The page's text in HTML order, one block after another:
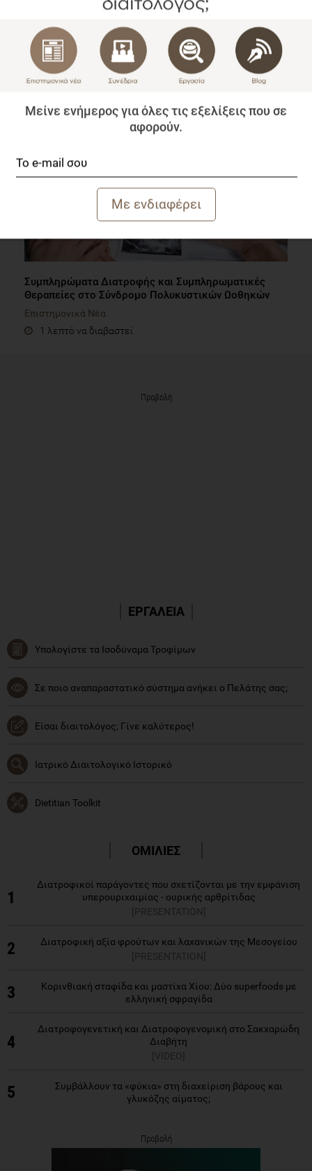
Μπορεί η βαριατρική χειρουργική να επηρεάσει την
πορεία της γνωσιακής λειτουργίας;
Επιστημονικά Νέα
Συμπληρώματα Διατροφής και Συμπληρωματικές
Θεραπείες στο Σύνδρομο Πολυκυστικών Ωοθηκών
Επιστημονικά Νέα
1 λεπτό να διαβαστεί
Προβολή
ΕΡΓΑΛΕΙΑ
Υπολογίστε τα Ισοδύναμα Τροφίμων
Σε ποιο αναπαραστατικό σύστημα ανήκει ο Πελάτης σας;
Είσαι διαιτολόγος; Γίνε καλύτερος!
Ιατρικό Διαιτολογικό Ιστορικό
Dietitian Toolkit
ΟΜΙΛΙΕΣ
1
Διατροφικοί παράγοντες που σχετίζονται με την εμφάνιση
υπερουριχαιμίας - ουρικής αρθρίτιδας
[PRESENTATION]
2
Διατροφική αξία φρούτων και λαχανικών της Μεσογείου
[PRESENTATION]
3
Κορινθιακή σταφίδα και μαστίχα Χίου: Δύο superfoods με
ελληνική σφραγίδα
4
Διατροφογενετική και Διατροφογενομική στο Σακχαρώδη
Διαβήτη
[VIDEO]
5
Συμβάλλουν τα «φύκια» στη διαχείριση βάρους και
γλυκόζης αίματος;
Προβολή
Μείνε ενήμερος για όλες τις εξελίξεις που σε
αφορούν.